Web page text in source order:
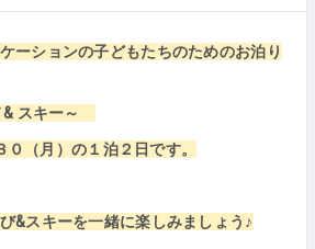
ーションの子どもたちのためのお泊り
& スキー～
（月）の１泊２日です。
&スキーを一緒に楽しみましょう♪